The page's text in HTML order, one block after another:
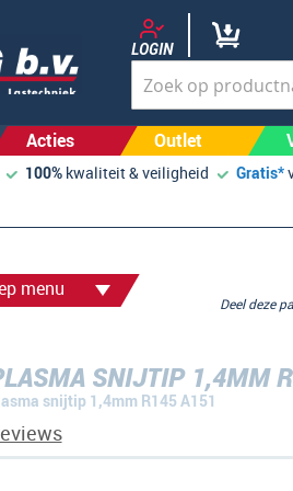
LOGIN
Acties Outlet
100% kwaliteit & veiligheid Gratis*
menu
SNIJTIP 1,4MM
snijtip 1,4mm R145 A151
Deel deze